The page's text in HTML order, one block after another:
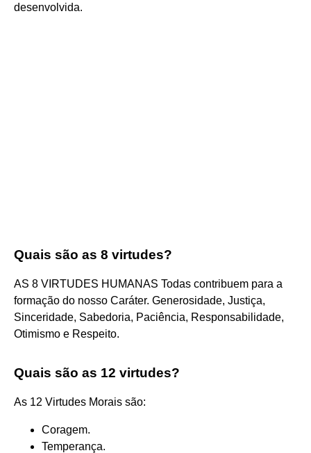
desenvolvida.
Quais são as 8 virtudes?
AS 8 VIRTUDES HUMANAS Todas contribuem para a
formação do nosso Caráter. Generosidade, Justiça,
Sinceridade, Sabedoria, Paciência, Responsabilidade,
Otimismo e Respeito.
Quais são as 12 virtudes?
As 12 Virtudes Morais são:
Coragem.
Temperança.